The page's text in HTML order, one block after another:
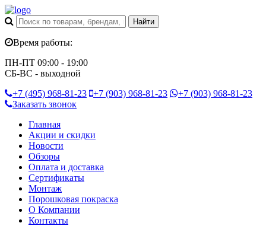
Время работы:
ПН-ПТ 09:00 - 19:00
СБ-ВС - выходной
+7 (495) 968-81-23 +7 (903) 968-81-23 +7 (903) 968-81-23
Заказать звонок
Главная
Акции и скидки
Новости
Обзоры
Оплата и доставка
Сертификаты
Монтаж
Порошковая покраска
О Компании
Контакты